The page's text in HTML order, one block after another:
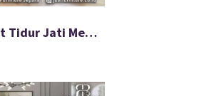
Sale Tempat Tidur Jati Mewah Modern Bahan Impor FS-925